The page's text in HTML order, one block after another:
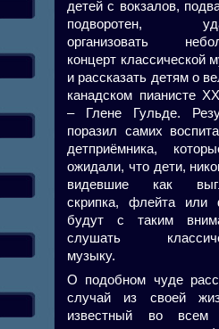
детей с вокзалов,
подворотен,
организовать
концерт классической
и рассказать детям о
канадском пианисте
– Глене Гульде.
поразил самих
детприёмника,
ожидали, что дети,
видевшие как
скрипка, флейта или
будут с таким
слушать
музыку.
О подобном чуде
случай из своей
известный во всем